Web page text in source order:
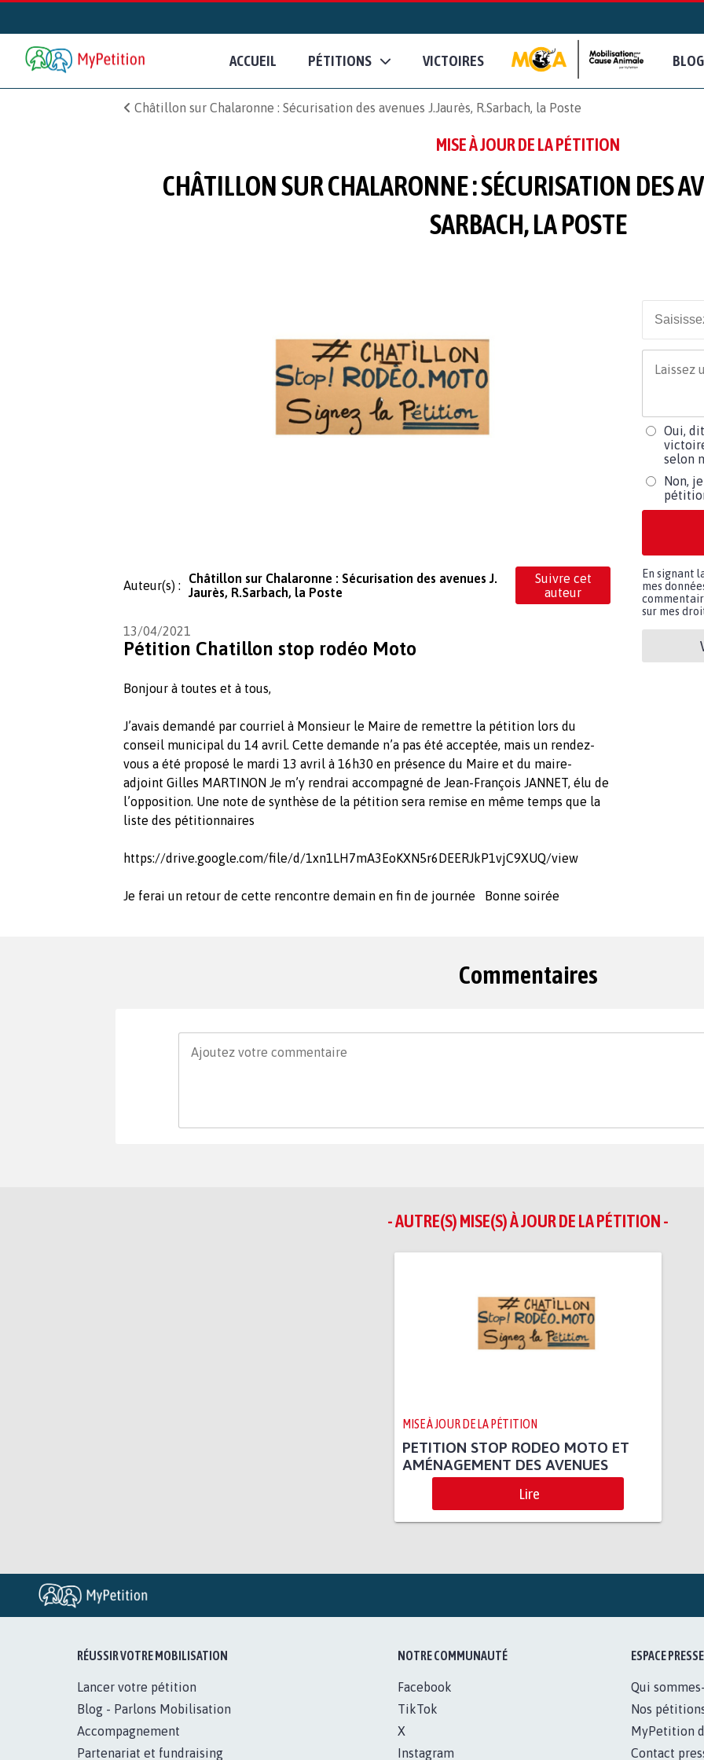
ACCUEIL PÉTITIONS VICTOIRES BLOG
Châtillon sur Chalaronne : Sécurisation des avenues J​.​Jaurès, R​.​Sarbach, la Poste
MISE À JOUR DE LA PÉTITION
CHÂTILLON SUR CHALARONNE : SÉCURISATION DES
SARBACH, LA POSTE
Auteur(s) :
Châtillon sur Chalaronne : Sécurisation des avenues J​.​
Jaurès, R​.​Sarbach, la Poste
Suivre cet
auteur
13/04/2021
Pétition Chatillon stop rodéo Moto
Bonjour à toutes et à tous,
J’avais demandé par courriel à Monsieur le Maire de remettre la pétition lors du
conseil municipal du 14 avril. Cette demande n’a pas été acceptée, mais un rendez-
vous a été proposé le mardi 13 avril à 16h30 en présence du Maire et du maire-
adjoint Gilles MARTINON Je m’y rendrai accompagné de Jean-François JANNET, élu de
l’opposition. Une note de synthèse de la pétition sera remise en même temps que la
liste des pétitionnaires
https://drive.google.com/file/d/1xn1LH7mA3EoKXN5r6DEERJkP1vjC9XUQ/view
Je ferai un retour de cette rencontre demain en fin de journée Bonne soirée
Oui,
selon
Non,
En signant
mes
sur mes
Commentaires
- AUTRE(S) MISE(S) À JOUR DE LA PÉTITION -
MISE À JOUR DE LA PÉTITION
PETITION STOP RODEO MOTO ET
AMÉNAGEMENT DES AVENUES
Lire
RÉUSSIR VOTRE MOBILISATION
Lancer votre pétition
Blog - Parlons Mobilisation
Accompagnement
Partenariat et fundraising
NOTRE COMMUNAUTÉ
Facebook
TikTok
X
Instagram
ESPACE PRESSE
Qui
Nos
MyPetition
Contact